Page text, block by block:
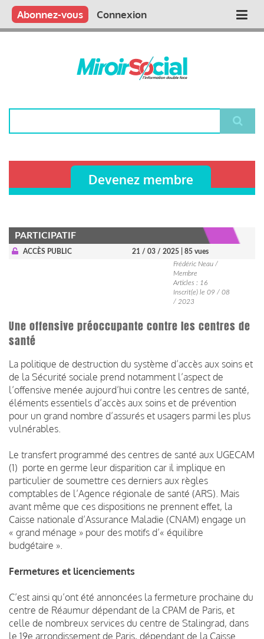
Aller
contenu
Main
Qui sommes nous ?
Vous publiez
Nous publions
Contactez-nous
Abonnez-vous Connexion
Devenez membre
PARTICIPATIF
ACCÈS PUBLIC 21 / 03 / 2025
| 85 vues
Frédéric Neau /
Membre
Articles : 16
Inscrit(e) le 09 / 08
/ 2023
Une offensive préoccupante contre les centres de
santé
La politique de destruction du système d’accès aux soins et
de la Sécurité sociale prend notamment l’aspect de
l’offensive menée aujourd’hui contre les centres de santé,
éléments essentiels d’accès aux soins et de prévention
pour un grand nombre d’assurés et usagers parmi les plus
vulnérables.
Le transfert programmé des centres de santé aux UGECAM
(1) porte en germe leur disparition car il implique en
particulier de soumettre ces derniers aux règles
comptables de l’Agence régionale de santé (ARS). Mais
avant même que ces dispositions ne prennent effet, la
Caisse nationale d’Assurance Maladie (CNAM) engage un
« grand ménage » pour des motifs d’« équilibre
budgétaire ».
Fermetures et licenciements
C’est ainsi qu’ont été annoncées la fermeture prochaine du
centre de Réaumur dépendant de la CPAM de Paris, et
celle de nombreux services du centre de Stalingrad, dans
le 19e arrondissement de Paris, dépendant de la Caisse